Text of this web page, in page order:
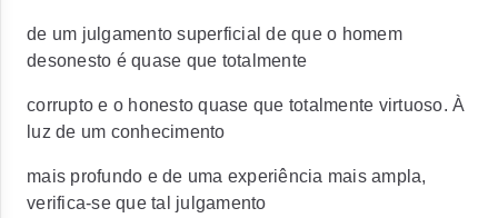
de um julgamento superficial de que o homem
desonesto é quase que totalmente
corrupto e o honesto quase que totalmente virtuoso. À
luz de um conhecimento
mais profundo e de uma experiência mais ampla,
verifica-se que tal julgamento